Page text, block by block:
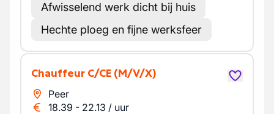
Afwisselend werk dicht bij huis
Hechte ploeg en fijne werksfeer
Chauffeur C/CE (M/V/X)
Peer
18.39 - 22.13 / uur